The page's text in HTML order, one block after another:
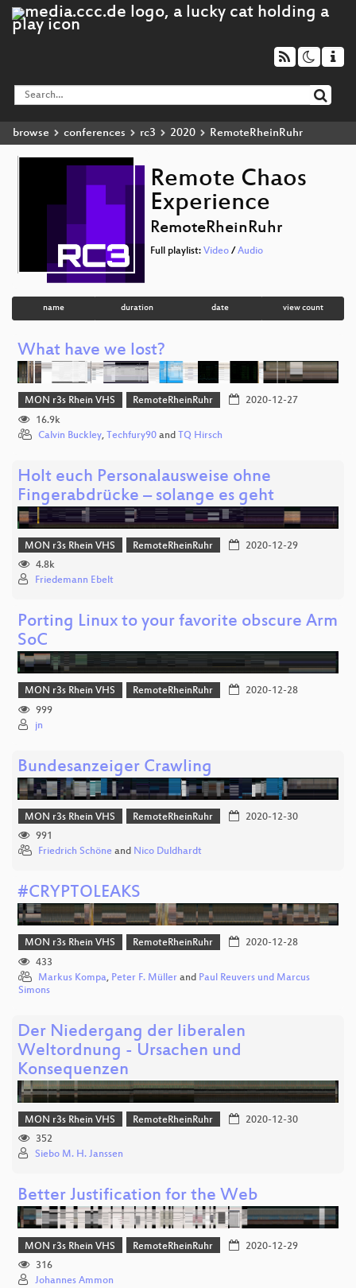
browse conferences rc3 2020 RemoteRheinRuhr
Remote Chaos
Experience
RemoteRheinRuhr
Full playlist: Video / Audio
name duration date view count
What have we lost?
MON r3s Rhein VHS RemoteRheinRuhr
2020-12-27
16.9k
Calvin Buckley, Techfury90 and TQ Hirsch
Holt euch Personalausweise ohne
Fingerabdrücke – solange es geht
MON r3s Rhein VHS RemoteRheinRuhr
2020-12-29
4.8k
Friedemann Ebelt
Porting Linux to your favorite obscure Arm
SoC
MON r3s Rhein VHS RemoteRheinRuhr
2020-12-28
999
jn
Bundesanzeiger Crawling
MON r3s Rhein VHS RemoteRheinRuhr
2020-12-30
991
Friedrich Schöne and Nico Duldhardt
#CRYPTOLEAKS
MON r3s Rhein VHS RemoteRheinRuhr
2020-12-28
433
Markus Kompa, Peter F. Müller and Paul Reuvers und Marcus
Simons
Der Niedergang der liberalen
Weltordnung - Ursachen und
Konsequenzen
MON r3s Rhein VHS RemoteRheinRuhr
2020-12-30
352
Siebo M. H. Janssen
Better Justification for the Web
MON r3s Rhein VHS RemoteRheinRuhr
2020-12-29
316
Johannes Ammon